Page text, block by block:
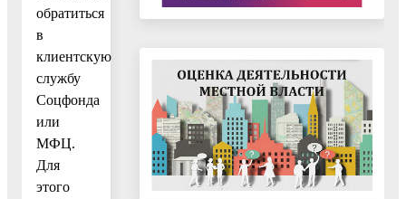
обратиться
в
клиентскую
службу
Соцфонда
или
МФЦ.
Для
этого